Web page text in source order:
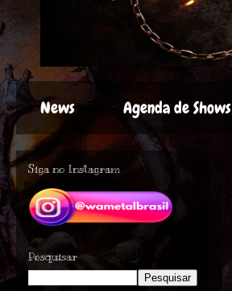
News Agenda de Shows
Siga no Instagram
Pesquisar